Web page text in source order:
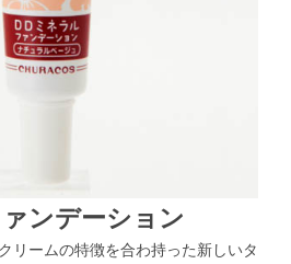
ンデーション
リームの特徴を合わ持った新しいタ